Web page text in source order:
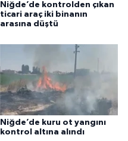
Niğde’de kontrolden çıkan
ticari araç iki binanın
arasına düştü
Niğde’de kuru ot yangını
kontrol altına alındı